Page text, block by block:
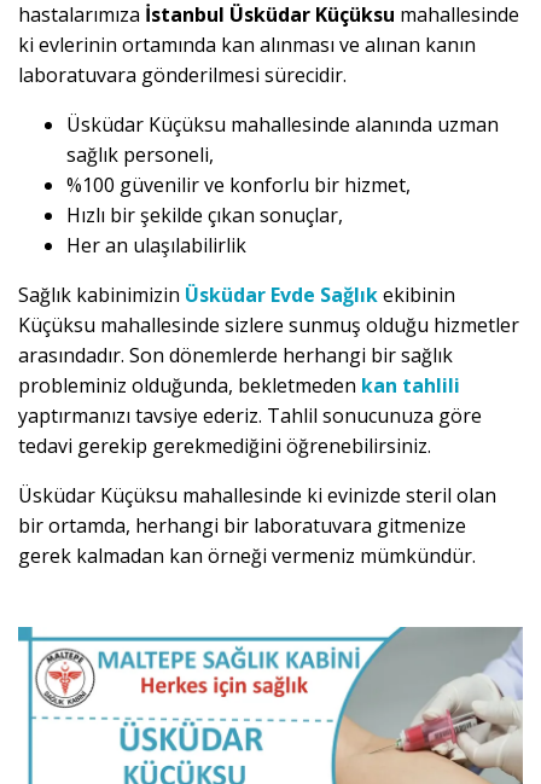
hastalarımıza İstanbul Üsküdar Küçüksu mahallesinde
ki evlerinin ortamında kan alınması ve alınan kanın
laboratuvara gönderilmesi sürecidir.
Üsküdar Küçüksu mahallesinde alanında uzman
sağlık personeli,
%100 güvenilir ve konforlu bir hizmet,
Hızlı bir şekilde çıkan sonuçlar,
Her an ulaşılabilirlik
Sağlık kabinimizin Üsküdar Evde Sağlıkekibinin
Küçüksu mahallesinde sizlere sunmuş olduğu hizmetler
arasındadır. Son dönemlerde herhangi bir sağlık
probleminiz olduğunda, bekletmeden kan tahlili
yaptırmanızı tavsiye ederiz. Tahlil sonucunuza göre
tedavi gerekip gerekmediğini öğrenebilirsiniz.
Üsküdar Küçüksu mahallesinde ki evinizde steril olan
bir ortamda, herhangi bir laboratuvara gitmenize
gerek kalmadan kan örneği vermeniz mümkündür.